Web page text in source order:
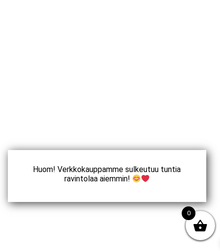
0
Huom! Verkkokauppamme sulkeutuu tuntia
ravintolaa aiemmin!